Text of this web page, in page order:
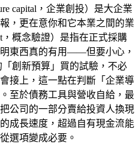
capital，企業創投）是大企業
，更在意你和它本業之間的業
，概念驗證）是指在正式採購
東西真的有用——但要小心，
創新預算」買的試驗，不必
接上，這一點在判斷「企業導
至於債務工具與營收自給，最
公司的一部分賣給投資人換現
成長速度，超過自有現金流能
選項變成必要。